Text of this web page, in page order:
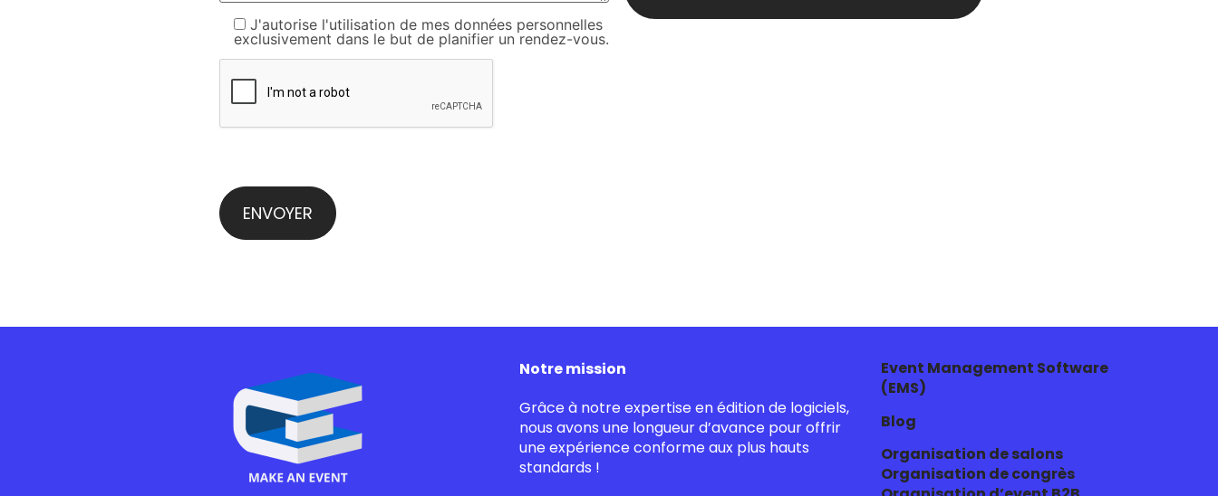
J'autorise l'utilisation de mes données personnelles
exclusivement dans le but de planifier un rendez-vous.
Notre mission
Grâce à notre expertise en édition de logiciels,
nous avons une longueur d’avance pour offrir
une expérience conforme aux plus hauts
standards !
Event Management Software
(EMS)
Blog
Organisation de salons
Organisation de congrès